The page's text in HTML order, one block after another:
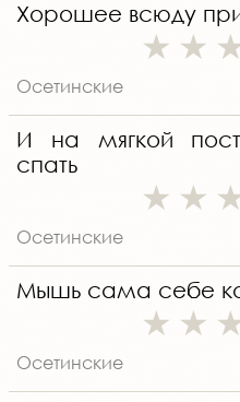
Хорошее всюду
Осетинские
И на мягкой
спать
Осетинские
Мышь сама себе
Осетинские